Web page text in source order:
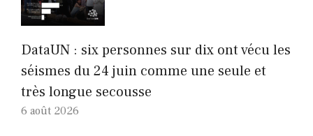
DataUN : six personnes sur dix ont vécu les
séismes du 24 juin comme une seule et
très longue secousse
6 août 2026